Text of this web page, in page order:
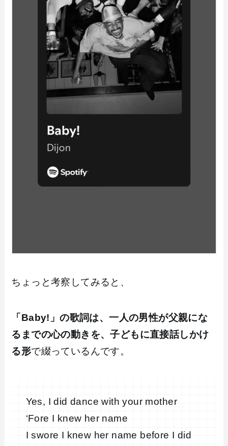
ちょっと考察してみると、
「Baby!」の歌詞は、一人の男性が父親にな
るまでの心の動きを、子どもに直接話しかけ
る形で綴っているんです。
Yes, I did dance with your mother
‘Fore I knew her name
I swore I knew her name before I did